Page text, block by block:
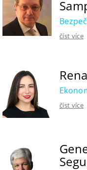
číst více
číst více